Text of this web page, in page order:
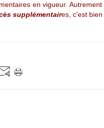
en vigueur. Autrement
supplémentaires, c'est